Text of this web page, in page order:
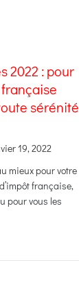
2022 : pour
sérénité
19, 2022
mieux pour votre
française,
pour vous les